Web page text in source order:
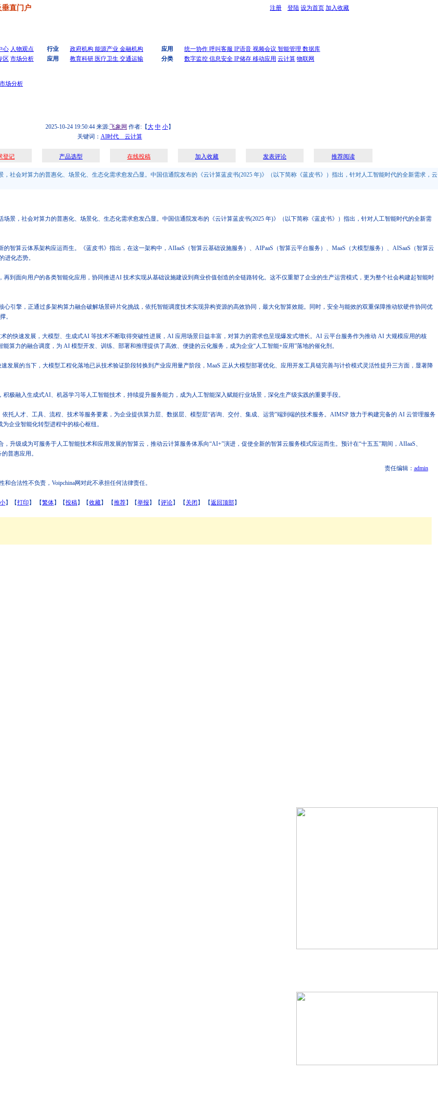
垂直门户 注册 登陆 设为首页 加入收藏
心 人物观点
区 市场分析
行业
应用
政府机构 能源产业 金融机构
教育科研 医疗卫生 交通运输
应用
分类
统一协作 呼叫客服 IP语音 视频会议 智能管理 数据库
数字监控 信息安全 IP储存 移动应用 云计算 物联网
市场分析
2025-10-24 19:50:44来源:飞象网 作者:【大 中 小】
关键词： AI时代 云计算
登记 产品选型 在线投稿 加入收藏 发表评论 推荐阅读
社会对算力的普惠化、场景化、生态化需求愈发凸显。中国信通院发布的《云计算蓝皮书(2025 年)》（以下简称《蓝皮书》）指出，针对人工智能时代的全新需求，云
，社会对算力的普惠化、场景化、生态化需求愈发凸显。中国信通院发布的《云计算蓝皮书(2025 年)》（以下简称《蓝皮书》）指出，针对人工智能时代的全新需
云体系架构应运而生。《蓝皮书》指出，在这一架构中，AIIaaS（智算云基础设施服务）、AIPaaS（智算云平台服务）、MaaS（大模型服务）、AISaaS（智算云
进化态势。
面向用户的各类智能化应用，协同推进AI 技术实现从基础设施建设到商业价值创造的全链路转化。这不仅重塑了企业的生产运营模式，更为整个社会构建起智能时
擎，正通过多架构算力融合破解场景碎片化挑战，依托智能调度技术实现异构资源的高效协同，最大化智算效能。同时，安全与能效的双重保障推动软硬件协同优
。
快速发展，大模型、生成式AI 等技术不断取得突破性进展，AI 应用场景日益丰富，对算力的需求也呈现爆发式增长。AI 云平台服务作为推动 AI 大规模应用的核
算力的融合调度，为 AI 模型开发、训练、部署和推理提供了高效、便捷的云化服务，成为企业“人工智能+应用”落地的催化剂。
的当下，大模型工程化落地已从技术验证阶段转换到产业应用量产阶段，MaaS 正从大模型部署优化、应用开发工具链完善与计价模式灵活性提升三方面，显著降
融入生成式AI、机器学习等人工智能技术，持续提升服务能力，成为人工智能深入赋能行业场景，深化生产级实践的重要手段。
才、工具、流程、技术等服务要素，为企业提供算力层、数据层、模型层“咨询、交付、集成、运营”端到端的技术服务。AIMSP 致力于构建完备的 AI 云管理服务
企业智能化转型进程中的核心枢纽。
成为可服务于人工智能技术和应用发展的智算云，推动云计算服务体系向“AI+”演进，促使全新的智算云服务模式应运而生。预计在“十五五”期间，AIIaaS、
普惠应用。
责任编辑： admin
合法性不负责，Voipchina网对此不承担任何法律责任。
小】【打印 】 【繁体】【投稿】【收藏】 【推荐】【举报 】【评论】 【 关闭 】 【返回顶部】